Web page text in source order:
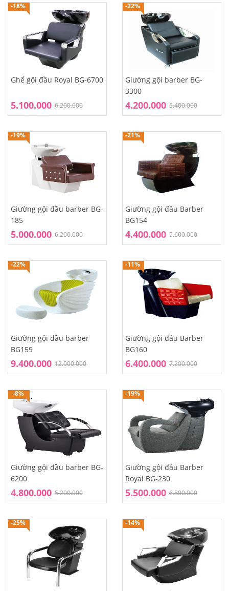
-18%
Ghế gội đầu Royal BG-6700
6.200.000
5.100.000
-22%
Giường gội barber BG-
3300
5.400.000
4.200.000
-19%
Giường gội đầu barber BG-
185
6.200.000
5.000.000
-21%
Giường gội đầu Barber
BG154
5.600.000
4.400.000
-22%
Giường gội đầu barber
BG159
12.000.000
9.400.000
-11%
Giường gội đầu Barber
BG160
7.200.000
6.400.000
-8%
Giường gội đầu barber BG-
6200
5.200.000
4.800.000
-19%
Giường gội đầu Barber
Royal BG-230
6.800.000
5.500.000
-25% -14%